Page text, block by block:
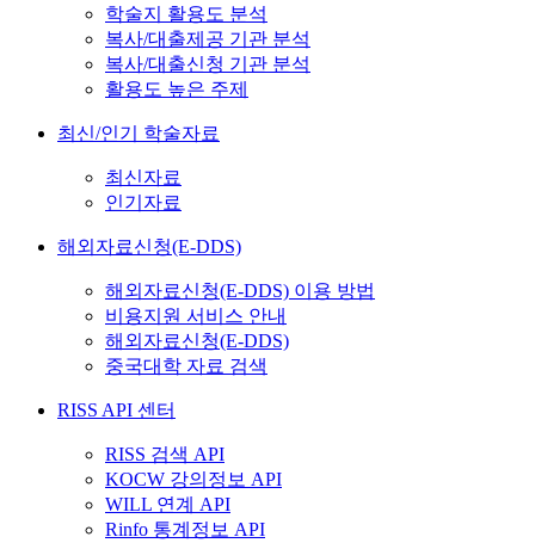
학술지 활용도 분석
복사/대출제공 기관 분석
복사/대출신청 기관 분석
활용도 높은 주제
최신/인기 학술자료
최신자료
인기자료
해외자료신청(E-DDS)
해외자료신청(E-DDS) 이용 방법
비용지원 서비스 안내
해외자료신청(E-DDS)
중국대학 자료 검색
RISS API 센터
RISS 검색 API
KOCW 강의정보 API
WILL 연계 API
Rinfo 통계정보 API